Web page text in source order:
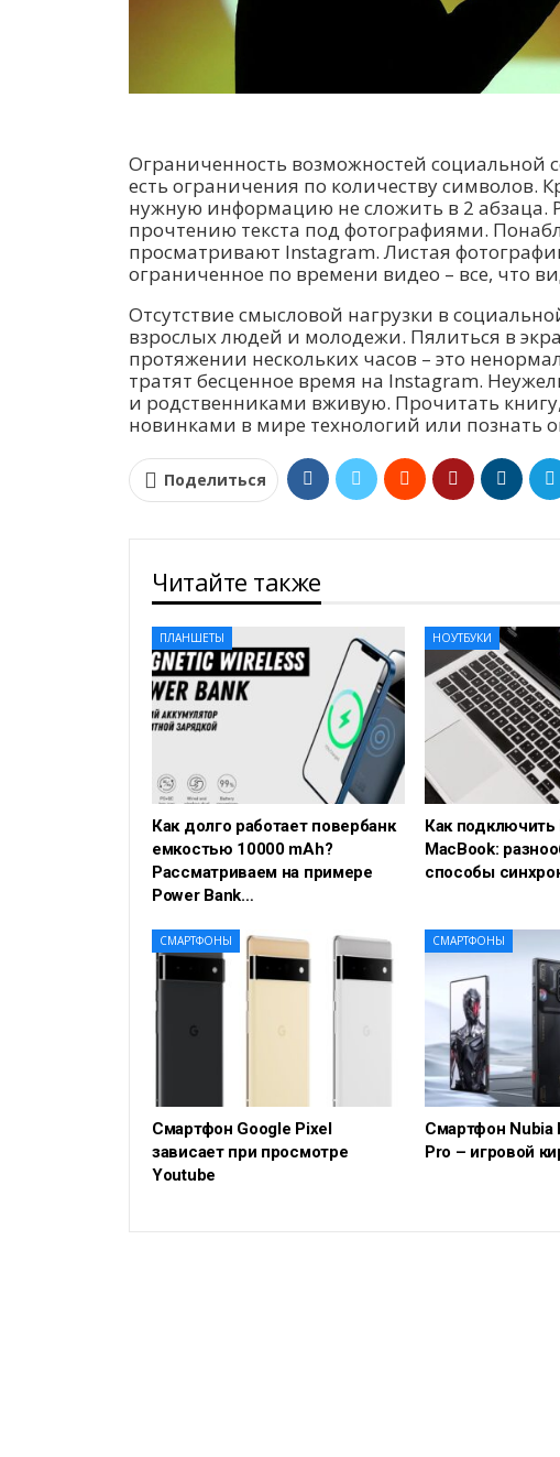
Ограниченность возможностей социальной
есть ограничения по количеству символов.
нужную информацию не сложить в 2 абзаца.
прочтению текста под фотографиями.
просматривают Instagram. Листая
ограниченное по времени видео – все, что
Отсутствие смысловой нагрузки в
взрослых людей и молодежи. Пялиться в
протяжении нескольких часов – это
тратят бесценное время на Instagram.
и родственниками вживую. Прочитать
новинками в мире технологий или
Поделиться
Читайте также
ПЛАНШЕТЫ
Как долго работает повербанк
емкостью 10000 mAh?
Рассматриваем на примере
Power Bank…
НОУТБУКИ
Как подключить
MacBook:
способы
СМАРТФОНЫ
Смартфон Google Pixel
зависает при просмотре
Youtube
СМАРТФОНЫ
Смартфон Nubia
Pro – игровой